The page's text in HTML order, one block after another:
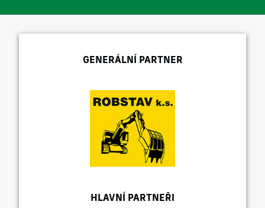
GENERÁLNÍ PARTNER
HLAVNÍ PARTNEŘI